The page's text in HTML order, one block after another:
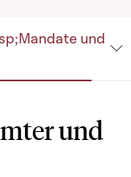
und
und